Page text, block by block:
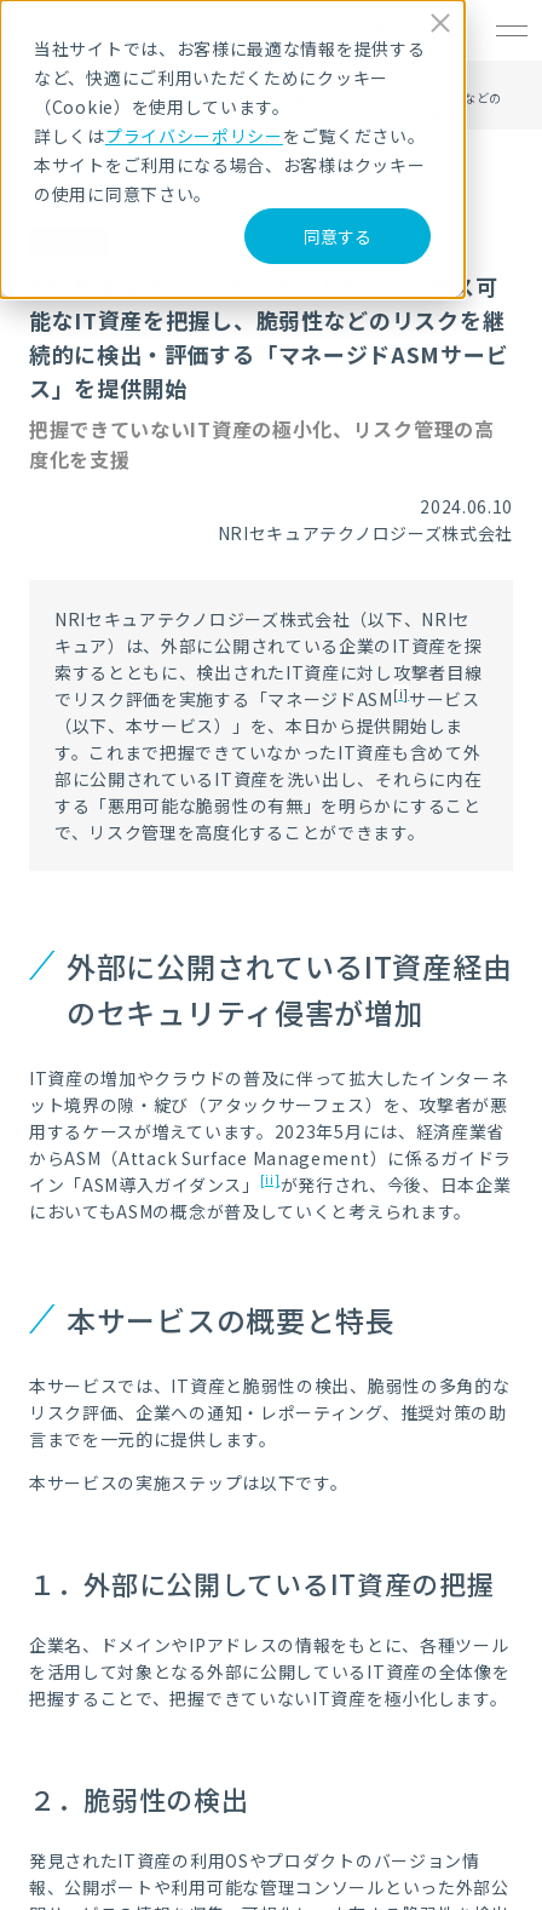
当社サイトでは、お客様に最適な情報を提供する
など、快適にご利用いただくためにクッキー
（Cookie）を使用しています。
詳しくはプライバシーポリシーをご覧ください。
本サイトをご利用になる場合、お客様はクッキー
の使用に同意下さい。
同意する
HOME
ニュース・トピックス
NRIセキュア、インターネットからアクセス可能なIT資産を把握し、脆弱性などの
リスクを継続的に検出・評価する「マネージドASMサービス」を提供開始
NRIセキュア、インターネットからアクセス可
能なIT資産を把握し、脆弱性などのリスクを継
続的に検出・評価する「マネージドASMサービ
ス」を提供開始
把握できていないIT資産の極小化、リスク管理の高
度化を支援
2024.06.10
NRIセキュアテクノロジーズ株式会社
NRIセキュアテクノロジーズ株式会社（以下、 NRIセ
キュア）は、外部に公開されている企業の IT資産を探
索するとともに、検出されたIT資産に対し攻撃者目線
でリスク評価を実施する「マネージドASM[i] サービス
（以下、本サービス）」を、本日から提供開始しま
す。これまで把握できていなかったIT資産も含めて外
部に公開されている IT資産を洗い出し、それらに内在
する「悪用可能な脆弱性の有無」を明らかにすること
で、リスク管理を高度化することができます。
外部に公開されているIT資産経由
のセキュリティ侵害が増加
IT資産の増加やクラウドの普及に伴って拡大したインターネ
ット境界の隙・綻び（アタックサーフェス）を、攻撃者が悪
用するケースが増えています。2023年5月には、経済産業省
からASM（Attack Surface Management）に係るガイドラ
イン「ASM導入ガイダンス」[ii]が発行され、今後、日本企業
においてもASMの概念が普及していくと考えられます。
本サービスの概要と特長
本サービスでは、IT資産と脆弱性の検出、脆弱性の多角的な
リスク評価、企業への通知・レポーティング、推奨対策の助
言までを一元的に提供します。
本サービスの実施ステップは以下です。
１．外部に公開しているIT資産の把握
企業名、ドメインやIPアドレスの情報をもとに、各種ツール
を活用して対象となる外部に公開しているIT資産の全体像を
把握することで、把握できていないIT資産を極小化します。
２．脆弱性の検出
発見されたIT資産の利用OSやプロダクトのバージョン情
報、公開ポートや利用可能な管理コンソールといった外部公